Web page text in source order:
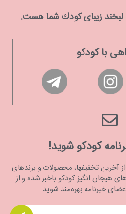
لبخند زیبای كودك شما هست.
با کودکو
کودکو شوید!
آخرین تخفیفها، محصولات و برندهای
هیجان انگیز کودکو باخبر شده و از
خبرنامه بهره‌مند شوید.